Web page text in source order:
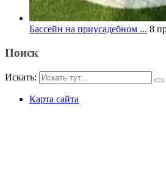
Бассейн на приусадебном ... 8
Поиск
Искать:
Карта сайта